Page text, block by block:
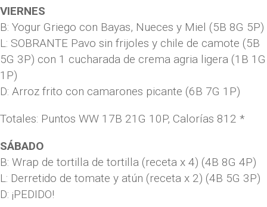
VIERNES
B: Yogur Griego con Bayas, Nueces y Miel (5B 8G 5P)
L: SOBRANTE Pavo sin frijoles y chile de camote (5B
5G 3P) con 1 cucharada de crema agria ligera (1B 1G
1P)
D: Arroz frito con camarones picante (6B 7G 1P)
Totales: Puntos WW 17B 21G 10P, Calorías 812 *
SÁBADO
B: Wrap de tortilla de tortilla (receta x 4) (4B 8G 4P)
L: Derretido de tomate y atún (receta x 2) (4B 5G 3P)
D: ¡PEDIDO!